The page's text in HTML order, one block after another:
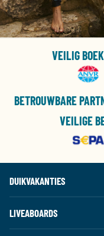
VEILIG
BETROUWBARE
VEILIGE
DUIKVAKANTIES
LIVEABOARDS